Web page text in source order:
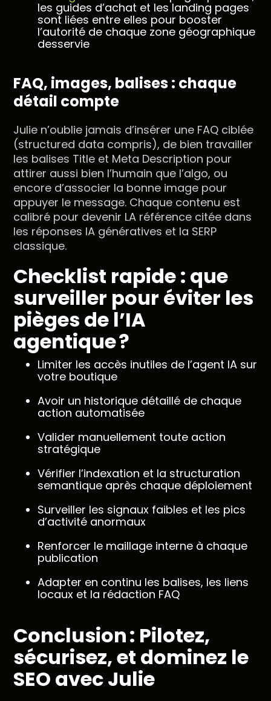
les guides d’achat et les landing pages
sont liées entre elles pour booster
l’autorité de chaque zone géographique
desservie
FAQ, images, balises : chaque
détail compte
Julie n’oublie jamais d’insérer une FAQ ciblée
(structured data compris), de bien travailler
les balises Title et Meta Description pour
attirer aussi bien l’humain que l’algo, ou
encore d’associer la bonne image pour
appuyer le message. Chaque contenu est
calibré pour devenir LA référence citée dans
les réponses IA génératives et la SERP
classique.
Checklist rapide : que
surveiller pour éviter les
pièges de l’IA
agentique ?
Limiter les accès inutiles de l’agent IA sur
votre boutique
Avoir un historique détaillé de chaque
action automatisée
Valider manuellement toute action
stratégique
Vérifier l’indexation et la structuration
semantique après chaque déploiement
Surveiller les signaux faibles et les pics
d’activité anormaux
Renforcer le maillage interne à chaque
publication
Adapter en continu les balises, les liens
locaux et la rédaction FAQ
Conclusion : Pilotez,
sécurisez, et dominez le
SEO avec Julie